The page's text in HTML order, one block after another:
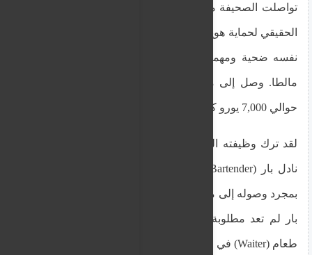
تواصلت الصحيفة مؤخراً مع براديب - وهو ليس اسمه
الحقيقي لحماية هويته - وهو مواطن من دولة ثالثة وجد
نفسه ضحية ومهملاً من قبل النموذج الاقتصادي في
حوالي 7,000 يورو كرسوم وكلاء للحصول على وظيفة.
لقد ترك وظيفته القديمة في دبي بعد أن وجد وظيفة
بمجرد وصوله إلى مالطا، أُبلغ براديب أن وظيفته كنادل
بار لم تعد مطلوبة، وبدلاً من ذلك، مُنح وظيفة نادل
طعام (Waiter) في الفندق.